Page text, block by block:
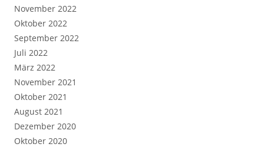
November 2022
Oktober 2022
September 2022
Juli 2022
März 2022
November 2021
Oktober 2021
August 2021
Dezember 2020
Oktober 2020